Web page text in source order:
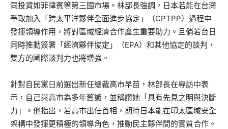
同投資如菲律賓等第三國市場。林部長強調，日本若能在台灣
爭取加入「跨太平洋夥伴全面進步協定」（CPTPP）過程中
發揮領導作用，將對區域經濟合作產生重要助力。且倘若台日
同時推動簽署「經濟夥伴協定」（EPA）和其他協定的談判，
雙方的國際談判力也將增強。
針對自民黨日前選出新任總裁高市早苗，林部長在專訪中表
示，自己與高市為多年舊識，並稱讚她「具有先見之明與決斷
力」。他指出，若高市出任首相，期待日本能在印太區域安全
架構中發揮更積極的領導角色，推動民主夥伴間的實質合作。